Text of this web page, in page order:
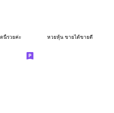
นี้รวยค่ะ หวยหุ้น ขายได้ขายดี